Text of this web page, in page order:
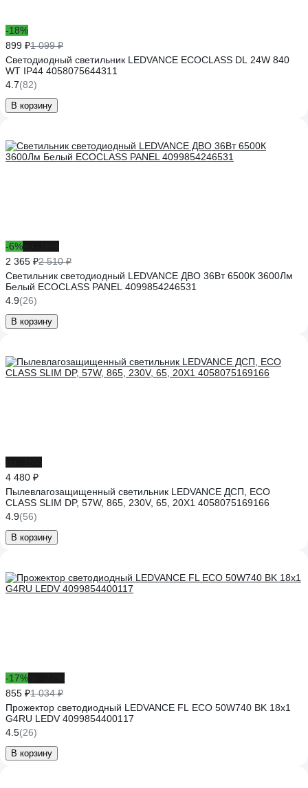
-18%
899 ₽1 099 ₽
Светодиодный светильник LEDVANCE ECOCLASS DL 24W 840
WT IP44 4058075644311
4.7(82)
В корзину
-6%
2 365 ₽2 510 ₽
Светильник светодиодный LEDVANCE ДВО 36Вт 6500К 3600Лм
Белый ECOCLASS PANEL 4099854246531
4.9(26)
В корзину
4 480 ₽
Пылевлагозащищенный светильник LEDVANCE ДСП, ECO
CLASS SLIM DP, 57W, 865, 230V, 65, 20X1 4058075169166
4.9(56)
В корзину
-17%
855 ₽1 034 ₽
Прожектор светодиодный LEDVANCE FL ECO 50W740 BK 18x1
G4RU LEDV 4099854400117
4.5(26)
В корзину